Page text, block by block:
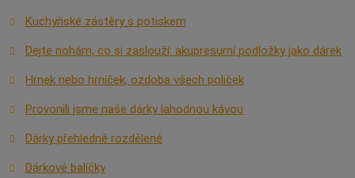
Kuchyňské zástěry s potiskem
Dejte nohám, co si zaslouží: akupresurní podložky jako dárek
Hrnek nebo hrníček, ozdoba všech poliček
Provonili jsme naše dárky lahodnou kávou
Dárky přehledně rozdělené
Dárkové balíčky